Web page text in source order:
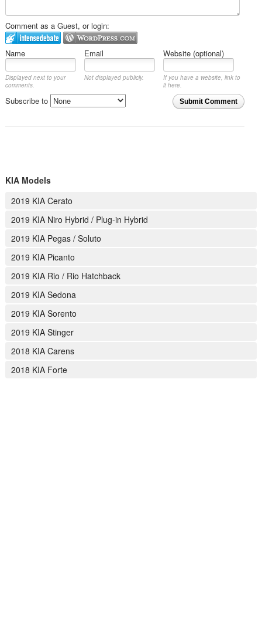
Comment as a Guest, or login:
Name Email Website (optional)
Displayed next to your
comments.
Not displayed publicly.
If you have a website, link to
it here.
Submit Comment
Subscribe to
KIA Models
2019 KIA Cerato
2019 KIA Niro Hybrid / Plug-in Hybrid
2019 KIA Pegas / Soluto
2019 KIA Picanto
2019 KIA Rio / Rio Hatchback
2019 KIA Sedona
2019 KIA Sorento
2019 KIA Stinger
2018 KIA Carens
2018 KIA Forte